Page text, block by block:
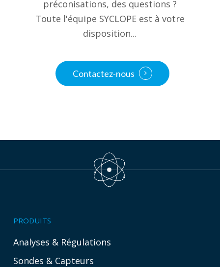
préconisations, des questions ?
Toute l'équipe SYCLOPE est à votre
disposition...
Contactez-nous
PRODUITS
Analyses & Régulations
Sondes & Capteurs